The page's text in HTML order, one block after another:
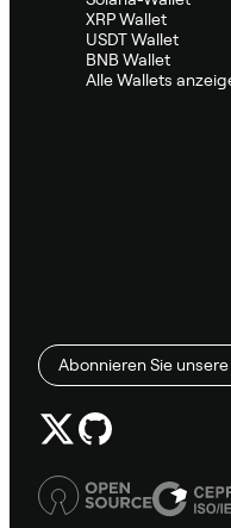
XRP Wallet
USDT Wallet
BNB Wallet
Alle Wallets
Abonnieren Sie